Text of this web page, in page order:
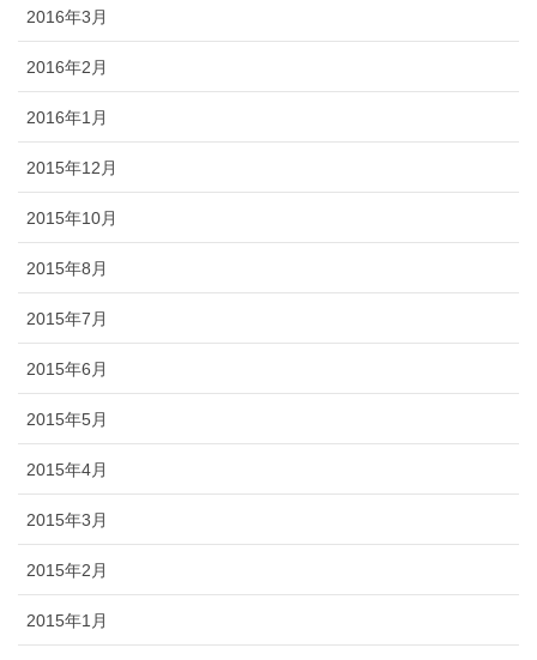
2016年3月
2016年2月
2016年1月
2015年12月
2015年10月
2015年8月
2015年7月
2015年6月
2015年5月
2015年4月
2015年3月
2015年2月
2015年1月